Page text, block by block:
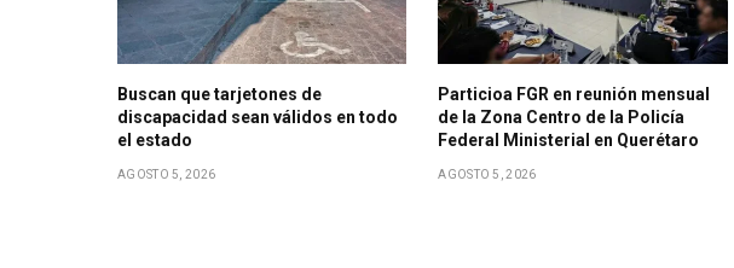
Buscan que tarjetones de
discapacidad sean válidos en todo
el estado
AGOSTO 5, 2026
Particioa FGR en reunión mensual
de la Zona Centro de la Policía
Federal Ministerial en Querétaro
AGOSTO 5, 2026